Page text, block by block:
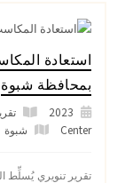
استعادة
بمحافظة شبوة
Center
شبوة
تقرير تنويري